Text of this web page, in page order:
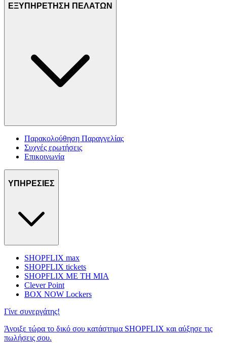
ΕΞΥΠΗΡΕΤΗΣΗ ΠΕΛΑΤΩΝ
Παρακολούθηση Παραγγελίας
Συχνές ερωτήσεις
Επικοινωνία
ΥΠΗΡΕΣΙΕΣ
SHOPFLIX max
SHOPFLIX tickets
SHOPFLIX ΜΕ ΤΗ ΜΙΑ
Clever Point
BOX NOW Lockers
Γίνε συνεργάτης!
Άνοιξε τώρα το δικό σου κατάστημα SHOPFLIX και αύξησε τις
πωλήσεις σου.